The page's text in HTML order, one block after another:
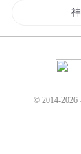
© 2014-2026